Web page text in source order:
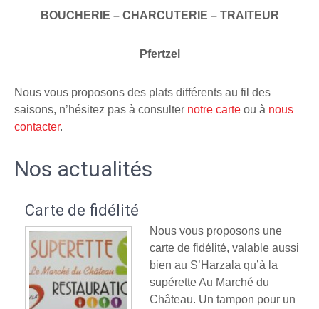
BOUCHERIE – CHARCUTERIE – TRAITEUR
Pfertzel
Nous vous proposons des plats différents au fil des
saisons, n’hésitez pas à consulter notre carte ou à nous
contacter.
Nos actualités
Carte de fidélité
Nous vous proposons une
carte de fidélité, valable aussi
bien au S’Harzala qu’à la
supérette Au Marché du
Château. Un tampon pour un